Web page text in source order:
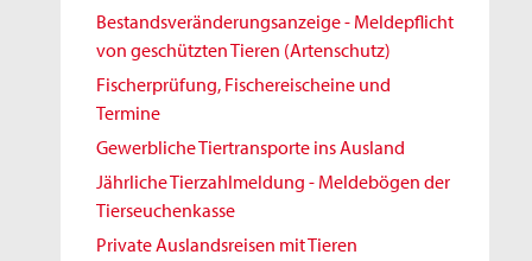
Bestandsveränderungsanzeige - Meldepflicht
von geschützten Tieren (Artenschutz)
Fischerprüfung, Fischereischeine und
Termine
Gewerbliche Tiertransporte ins Ausland
Jährliche Tierzahlmeldung - Meldebögen der
Tierseuchenkasse
Private Auslandsreisen mit Tieren